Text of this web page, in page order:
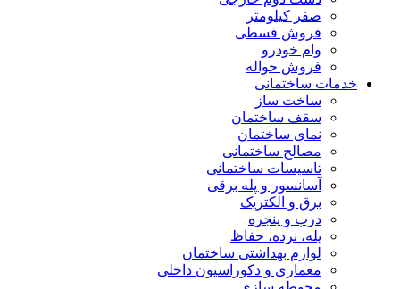
صفر کیلومتر
فروش قسطی
وام خودرو
فروش حواله
خدمات ساختمانی
ساخت ساز
سقف ساختمان
نمای ساختمان
مصالح ساختمانی
تاسیسات ساختمانی
آسانسور و پله برقی
برق و الکتریک
درب و پنجره
پله، نرده، حفاظ
لوازم بهداشتی ساختمان
معماری و دکوراسیون داخلی